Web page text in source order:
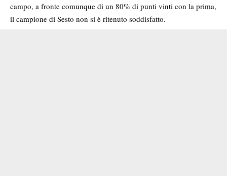
campo, a fronte comunque di un 80% di punti vinti con la prima,
il campione di Sesto non si è ritenuto soddisfatto.